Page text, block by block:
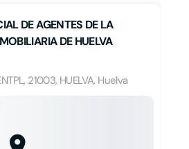
DE AGENTES DE LA
DE HUELVA
21003, HUELVA, Huelva